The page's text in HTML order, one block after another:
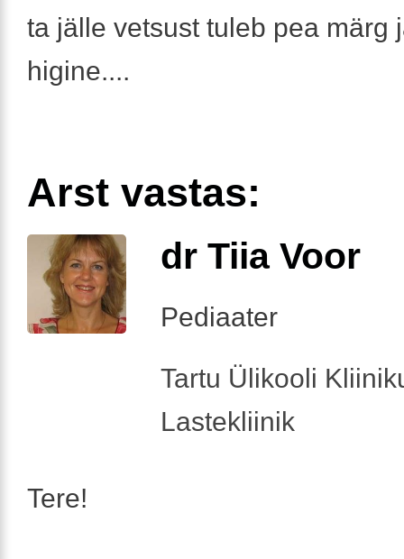
ta jälle vetsust tuleb pea märg
higine....
Arst vastas:
dr Tiia Voor
Pediaater
Tartu Ülikooli
Lastekliinik
Tere!